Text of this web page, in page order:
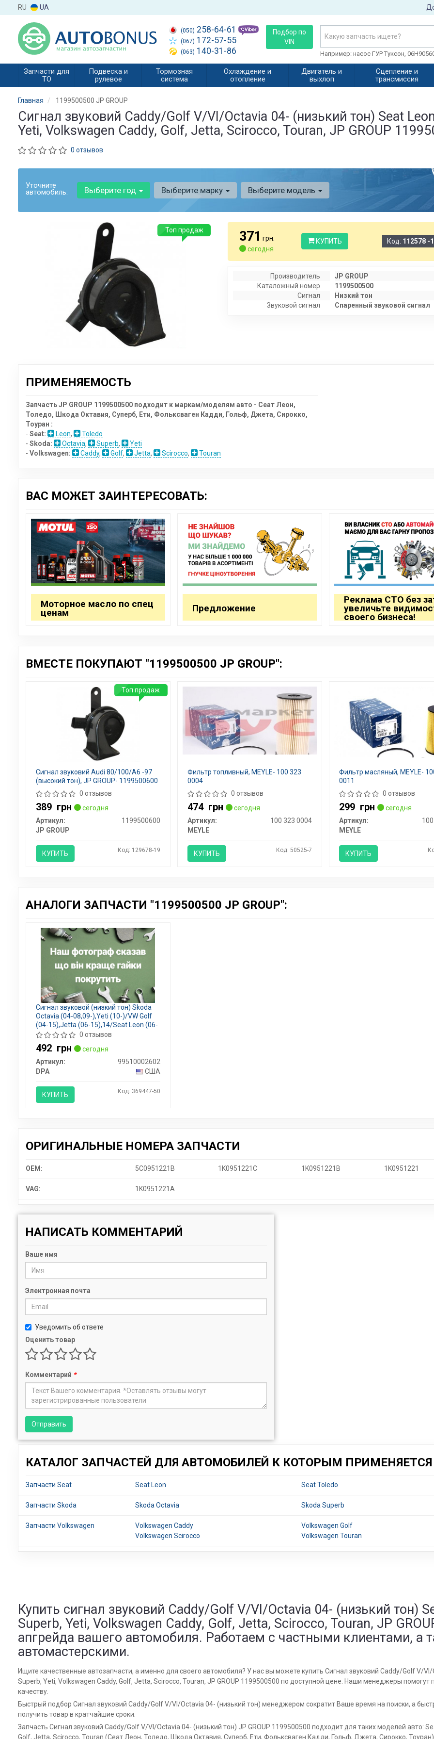
RU UA
(050) 258-64-61
(067) 172-57-55
(063) 140-31-86
Подбор по
VIN
Например: насос ГУР Туксон,
Запчасти для
ТО
Подвеска и
рулевое
Тормозная
система
Охлаждение и
отопление
Двигатель и
выхлоп
Сцепление и
трансмиссия
Главная 1199500500 JP GROUP
Сигнал звуковий Caddy/Golf V/VI/Octavia 04- (низький тон) Seat
Yeti, Volkswagen Caddy, Golf, Jetta, Scirocco, Touran, JP GROUP
0 отзывов
Уточните
автомобиль: Выберите год Выберите марку Выберите модель
Топ продаж 371 грн.
сегодня
КУПИТЬ Код: 112578 -
Производитель
JP GROUP
Каталожный номер
1199500500
Сигнал
Низкий тон
Звуковой сигнал
Спаренный звуковой сигнал
ПРИМЕНЯЕМОСТЬ
Запчасть JP GROUP 1199500500 подходит к маркам/моделям авто - Сеат Леон,
Толедо, Шкода Октавия, Суперб, Ети, Фольксваген Кадди, Гольф, Джета, Сирокко,
Тоуран :
- Seat: Leon,
Toledo
- Skoda: Octavia, Superb,
Yeti
- Volkswagen: Caddy, Golf, Jetta, Scirocco, Touran
ВАС МОЖЕТ ЗАИНТЕРЕСОВАТЬ:
Моторное масло по спец
ценам Предложение
Реклама СТО без
увеличьте
своего бизнеса!
ВМЕСТЕ ПОКУПАЮТ "1199500500 JP GROUP":
Сигнал звуковий Audi 80/100/A6 -97
(высокий тон), JP GROUP- 1199500600
0 отзывов
389 грн
сегодня
Артикул:
1199500600
JP GROUP
КУПИТЬ Код: 129678-19
Топ продаж
Фильтр топливный, MEYLE- 100 323
0004
0 отзывов
474 грн
сегодня
Артикул:
100 323 0004
MEYLE
КУПИТЬ Код: 50525-7
Фильтр масляный, MEYLE-
0011
0 отзывов
299 грн
сегодня
Артикул:
MEYLE
КУПИТЬ
АНАЛОГИ ЗАПЧАСТИ "1199500500 JP GROUP":
Сигнал звуковой (низкий тон) Skoda
Octavia (04-08,09-),Yeti (10-)/VW Golf
(04-15),Jetta (06-15),14/Seat Leon (06-
10),Toledo (05-09) , DPA- 99510002602
0 отзывов
492 грн
сегодня
Артикул:
99510002602
DPA
США
КУПИТЬ Код: 369447-50
ОРИГИНАЛЬНЫЕ НОМЕРА ЗАПЧАСТИ
OEM: 5C0951221B 1K0951221C 1K0951221B 1K0951221
VAG: 1K0951221A
НАПИСАТЬ КОММЕНТАРИЙ
Ваше имя
Электронная почта
Уведомить об ответе
Оценить товар
Комментарий *
Отправить
КАТАЛОГ ЗАПЧАСТЕЙ ДЛЯ АВТОМОБИЛЕЙ К КОТОРЫМ ПРИМЕНЯЕТСЯ
Запчасти Seat Seat Leon Seat Toledo
Запчасти Skoda Skoda Octavia Skoda Superb
Запчасти Volkswagen Volkswagen Caddy Volkswagen Golf
Volkswagen Scirocco
Volkswagen Touran
Купить сигнал звуковий Caddy/Golf V/VI/Octavia 04- (низький тон)
Superb, Yeti, Volkswagen Caddy, Golf, Jetta, Scirocco, Touran, JP
апгрейда вашего автомобиля. Работаем с частными клиентами, а
автомастерскими.
Ищите качественные автозапчасти, а именно для своего автомобиля? У нас вы можете купить Сигнал звуковий Caddy/Golf V/
Superb, Yeti, Volkswagen Caddy, Golf, Jetta, Scirocco, Touran, JP GROUP 1199500500 по доступной цене. Наши менеджеры
качеству.
Быстрый подбор Сигнал звуковий Caddy/Golf V/VI/Octavia 04- (низький тон) менеджером сократит Ваше время на поиски, а
получить товар в кратчайшие сроки.
Запчасть Сигнал звуковий Caddy/Golf V/VI/Octavia 04- (низький тон) JP GROUP 1199500500 подходит для таких моделей авто:
Golf, Jetta, Scirocco, Touran (Сеат Леон, Толедо, Шкода Октавия, Суперб, Ети, Фольксваген Кадди, Гольф, Джета, Сирокко, Тоуран)